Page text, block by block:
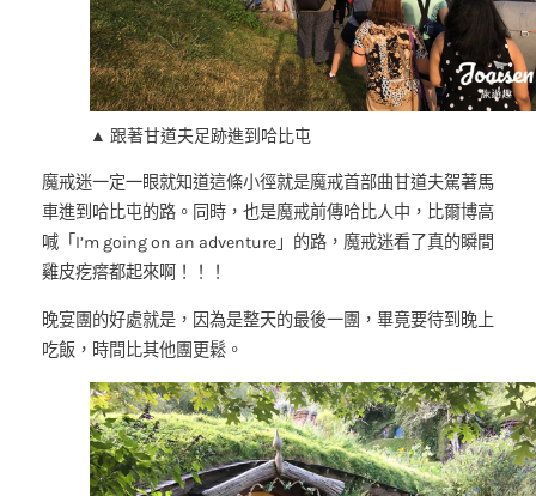
▲ 跟著甘道夫足跡進到哈比屯
魔戒迷一定一眼就知道這條小徑就是魔戒首部曲甘道夫駕著馬
車進到哈比屯的路。同時，也是魔戒前傳哈比人中，比爾博高
喊「I’m going on an adventure」的路，魔戒迷看了真的瞬間
雞皮疙瘩都起來啊！！！
晚宴團的好處就是，因為是整天的最後一團，畢竟要待到晚上
吃飯，時間比其他團更鬆。